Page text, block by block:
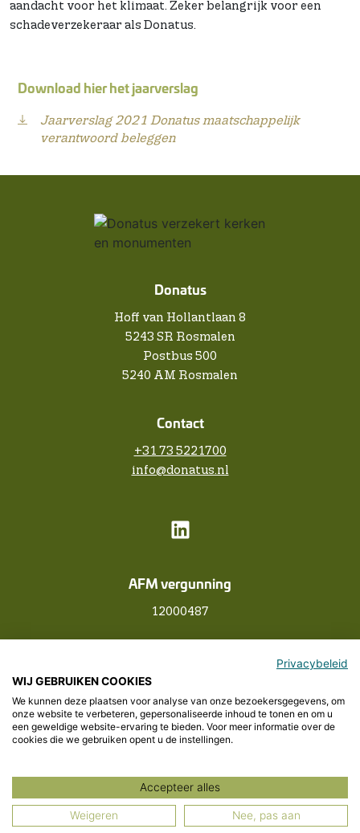
aandacht voor het klimaat. Zeker belangrijk voor een
schadeverzekeraar als Donatus.
Download hier het jaarverslag
Jaarverslag 2021 Donatus maatschappelijk
verantwoord beleggen
Donatus
Hoff van Hollantlaan 8
5243 SR Rosmalen
Postbus 500
5240 AM Rosmalen
Contact
+31 73 5221700
info@donatus.nl
AFM vergunning
12000487
Over Donatus
Privacyverklaring
Cookieverklaring
Privacybeleid
WIJ GEBRUIKEN COOKIES
We kunnen deze plaatsen voor analyse van onze bezoekersgegevens, om
onze website te verbeteren, gepersonaliseerde inhoud te tonen en om u
een geweldige website-ervaring te bieden. Voor meer informatie over de
cookies die we gebruiken opent u de instellingen.
Accepteer alles
Weigeren Nee, pas aan